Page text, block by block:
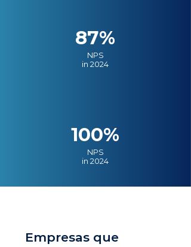
87%
NPS
in 2024
100%
NPS
in 2024
Empresas que